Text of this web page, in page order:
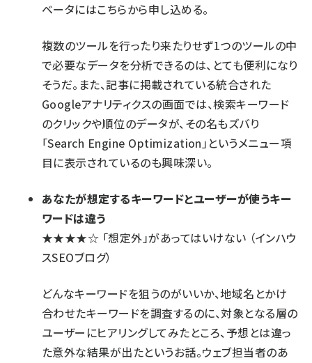
ベータにはこちらから申し込める。
複数のツールを行ったり来たりせず1つのツールの中
で必要なデータを分析できるのは、とても便利になり
そうだ。また、記事に掲載されている統合された
Googleアナリティクスの画面では、検索キーワード
のクリックや順位のデータが、その名もズバり
「Search Engine Optimization」というメニュー項
目に表示されているのも興味深い。
あなたが想定するキーワードとユーザーが使うキー
ワードは違う
★★★★☆ 「想定外」があってはいけない （インハウ
スSEOブログ）
どんなキーワードを狙うのがいいか、地域名とかけ
合わせたキーワードを調査するのに、対象となる層の
ユーザーにヒアリングしてみたところ、予想とは違っ
た意外な結果が出たというお話。ウェブ担当者のあ